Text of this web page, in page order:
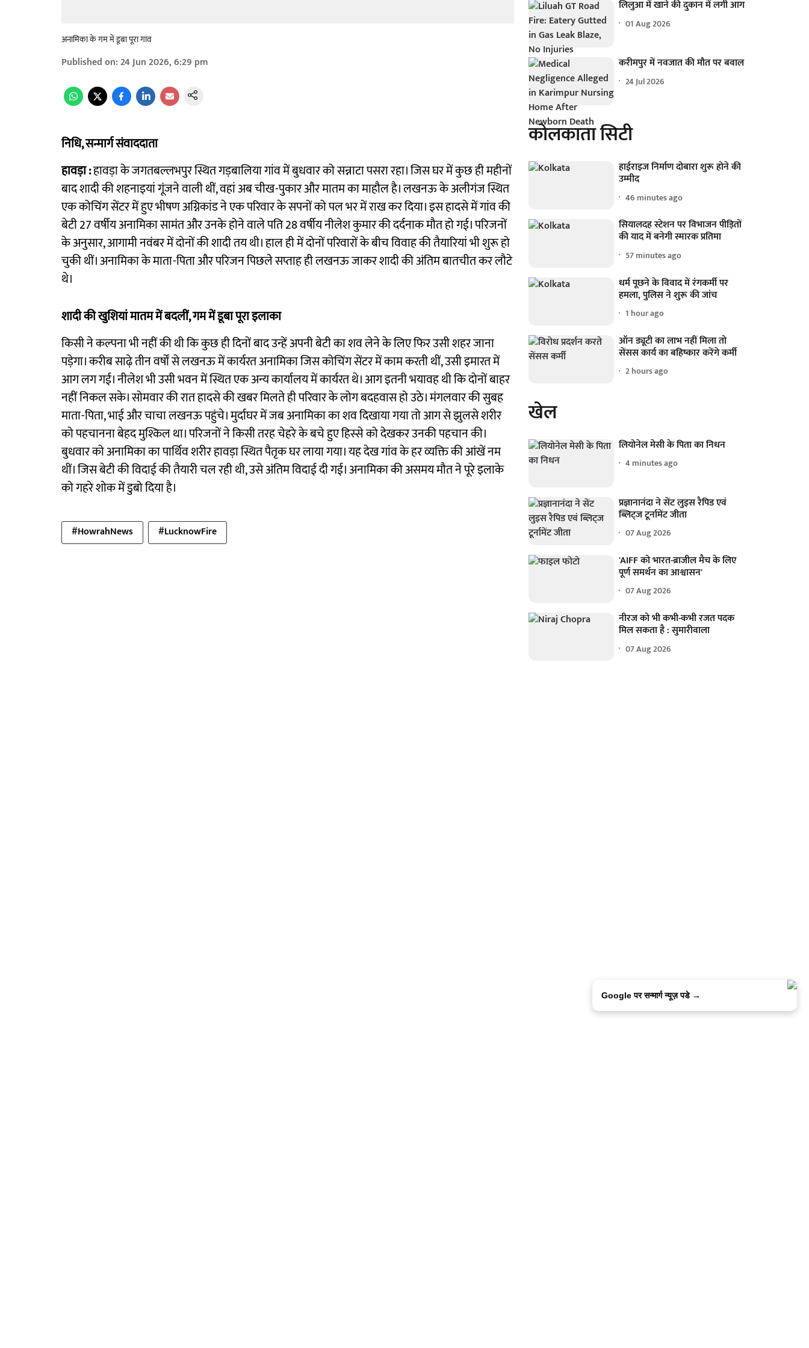
अनामिका के गम में डूबा पूरा गांव
Published on:24 Jun 2026, 6:29 pm
निधि, सन्मार्ग संवाददाता
हावड़ा :हावड़ा के जगतबल्लभपुर स्थित गड़बालिया गांव में बुधवार को सन्नाटा पसरा रहा। जिस घर में कुछ ही महीनों
बाद शादी की शहनाइयां गूंजने वाली थीं, वहां अब चीख-पुकार और मातम का माहौल है। लखनऊ के अलीगंज स्थित
एक कोचिंग सेंटर में हुए भीषण अग्निकांड ने एक परिवार के सपनों को पल भर में राख कर दिया। इस हादसे में गांव की
बेटी 27 वर्षीय अनामिका सामंत और उनके होने वाले पति 28 वर्षीय नीलेश कुमार की दर्दनाक मौत हो गई। परिजनों
के अनुसार, आगामी नवंबर में दोनों की शादी तय थी। हाल ही में दोनों परिवारों के बीच विवाह की तैयारियां भी शुरू हो
चुकी थीं। अनामिका के माता-पिता और परिजन पिछले सप्ताह ही लखनऊ जाकर शादी की अंतिम बातचीत कर लौटे
थे।
शादी की खुशियां मातम में बदलीं, गम में डूबा पूरा इलाका
किसी ने कल्पना भी नहीं की थी कि कुछ ही दिनों बाद उन्हें अपनी बेटी का शव लेने के लिए फिर उसी शहर जाना
पड़ेगा। करीब साढ़े तीन वर्षों से लखनऊ में कार्यरत अनामिका जिस कोचिंग सेंटर में काम करती थीं, उसी इमारत में
आग लग गई। नीलेश भी उसी भवन में स्थित एक अन्य कार्यालय में कार्यरत थे। आग इतनी भयावह थी कि दोनों बाहर
नहीं निकल सके। सोमवार की रात हादसे की खबर मिलते ही परिवार के लोग बदहवास हो उठे। मंगलवार की सुबह
माता-पिता, भाई और चाचा लखनऊ पहुंचे। मुर्दाघर में जब अनामिका का शव दिखाया गया तो आग से झुलसे शरीर
को पहचानना बेहद मुश्किल था। परिजनों ने किसी तरह चेहरे के बचे हुए हिस्से को देखकर उनकी पहचान की।
बुधवार को अनामिका का पार्थिव शरीर हावड़ा स्थित पैतृक घर लाया गया। यह देख गांव के हर व्यक्ति की आंखें नम
थीं। जिस बेटी की विदाई की तैयारी चल रही थी, उसे अंतिम विदाई दी गई। अनामिका की असमय मौत ने पूरे इलाके
को गहरे शोक में डुबो दिया है।
#HowrahNews #LucknowFire
लिलुआ में खाने की दुकान में लगी आग
01 Aug 2026
करीमपुर में नवजात की मौत पर बवाल
24 Jul 2026
कोलकाता सिटी
हाईराइज निर्माण दोबारा शुरू होने की
उम्मीद
46 minutes ago
सियालदह स्टेशन पर विभाजन पीड़ितों
की याद में बनेगी स्मारक प्रतिमा
57 minutes ago
धर्म पूछने के विवाद में रंगकर्मी पर
हमला, पुलिस ने शुरू की जांच
1 hour ago
ऑन ड्यूटी का लाभ नहीं मिला तो
सेंसस कार्य का बहिष्कार करेंगे कर्मी
2 hours ago
खेल
लियोनेल मेसी के पिता का निधन
4 minutes ago
प्रज्ञानानंदा ने सेंट लुइस रैपिड एवं
ब्लिट्ज टूर्नामेंट जीता
07 Aug 2026
'AIFF को भारत-ब्राजील मैच के लिए
पूर्ण समर्थन का आश्वासन'
07 Aug 2026
नीरज को भी कभी-कभी रजत पदक
मिल सकता है : सुमारीवाला
07 Aug 2026
Google पर सन्मार्ग न्यूज़ पडे →